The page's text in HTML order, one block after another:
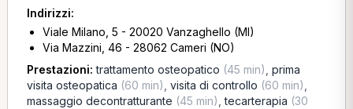
Indirizzi:
Viale Milano, 5 - 20020 Vanzaghello (MI)
Via Mazzini, 46 - 28062 Cameri (NO)
Prestazioni:trattamento osteopatico (45 min) prima
visita osteopatica (60 min) visita di controllo (60 min)
massaggio decontratturante (45 min) ,tecarterapia (30